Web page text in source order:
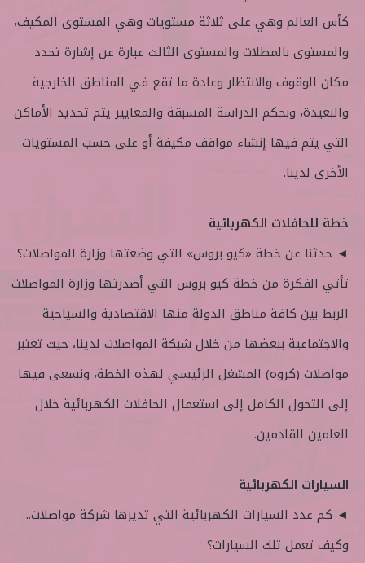
كأس العالم وهي على ثلاثة مستويات وهي المستوى المكيف،
والمستوى بالمظلات والمستوى الثالث عبارة عن إشارة تحدد
مكان الوقوف والانتظار وعادة ما تقع في المناطق الخارجية
والبعيدة، وبحكم الدراسة المسبقة والمعايير يتم تحديد الأماكن
التي يتم فيها إنشاء مواقف مكيفة أو على حسب المستويات
الأخرى لدينا.
خطة للحافلات الكهربائية
◄ حدثنا عن خطة «كيو بروس» التي وضعتها وزارة المواصلات؟
تأتي الفكرة من خطة كيو بروس التي أصدرتها وزارة المواصلات
الربط بين كافة مناطق الدولة منها الاقتصادية والسياحية
والاجتماعية ببعضها من خلال شبكة المواصلات لدينا، حيث تعتبر
مواصلات (كروه) المشغل الرئيسي لهذه الخطة، ونسعى فيها
إلى التحول الكامل إلى استعمال الحافلات الكهربائية خلال
العامين القادمين.
السيارات الكهربائية
◄ كم عدد السيارات الكهربائية التي تديرها شركة مواصلات..
وكيف تعمل تلك السيارات؟